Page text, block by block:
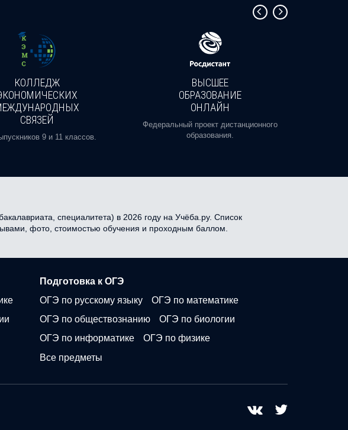
КОЛЛЕДЖ
СВЯЗЕЙ
9 и 11 классов.
ВЫСШЕЕ
ОБРАЗОВАНИЕ
ОНЛАЙН
Федеральный проект дистанционного
образования.
специалитета) в 2026 году на Учёба.ру. Список
фото, стоимостью обучения и проходным баллом.
Подготовка к ОГЭ
ОГЭ по русскому языку
ОГЭ по математике
ОГЭ по обществознанию
ОГЭ по биологии
ОГЭ по информатике
ОГЭ по физике
Все предметы